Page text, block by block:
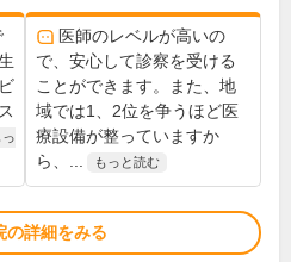
っ
医師のレベルが高いの
で、安心して診察を受ける
ことができます。また、地
域では1、2位を争うほど医
療設備が整っていますか
ら、...
もっと読む
の詳細をみる